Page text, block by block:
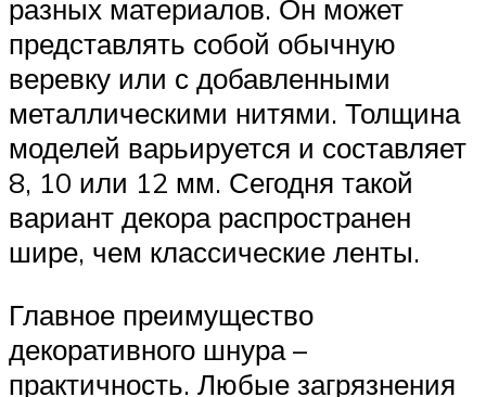
разных материалов. Он может
представлять собой обычную
веревку или с добавленными
металлическими нитями. Толщина
моделей варьируется и составляет
8, 10 или 12 мм. Сегодня такой
вариант декора распространен
шире, чем классические ленты.
Главное преимущество
декоративного шнура –
практичность. Любые загрязнения